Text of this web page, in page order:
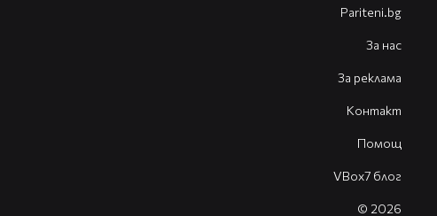
Pariteni.bg
За нас
За реклама
Контакт
Помощ
VBox7 блог
© 2026